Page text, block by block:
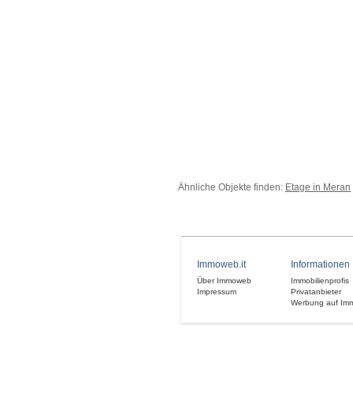
Ähnliche Objekte finden: Etage in Meran
Immoweb.it
Über Immoweb
Impressum
Informationen
Immobilienprofis
Privatanbieter
Werbung auf